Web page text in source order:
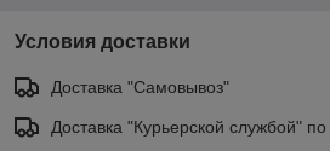
Условия доставки
Доставка "Самовывоз"
Доставка "Курьерской службой"